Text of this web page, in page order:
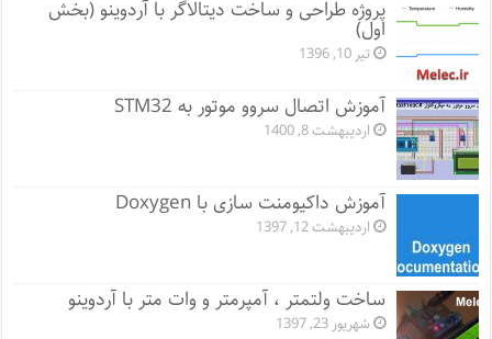
پروژه طراحی و ساخت دیتالاگر با آردوینو (بخش
اول)
تیر 10, 1396
آموزش اتصال سروو موتور به STM32
اردیبهشت 8, 1400
آموزش داکیومنت سازی با Doxygen
اردیبهشت 12, 1397
ساخت ولتمتر ، آمپرمتر و وات متر با آردوینو
شهریور 23, 1397